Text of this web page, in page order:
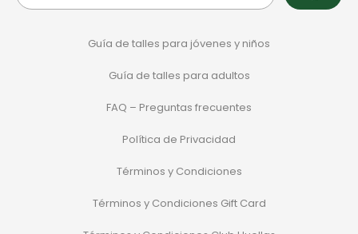
Guía de talles para jóvenes y niños
Guía de talles para adultos
FAQ – Preguntas frecuentes
Política de Privacidad
Términos y Condiciones
Términos y Condiciones Gift Card